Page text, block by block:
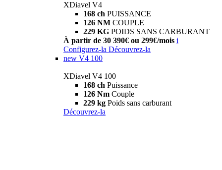
XDiavel V4
168 ch PUISSANCE
126 NM COUPLE
229 KG POIDS SANS CARBURANT
À partir de 30 390€ ou 299€/mois i
Configurez-la Découvrez-la
new V4 100
XDiavel V4 100
168 ch Puissance
126 Nm Couple
229 kg Poids sans carburant
Découvrez-la